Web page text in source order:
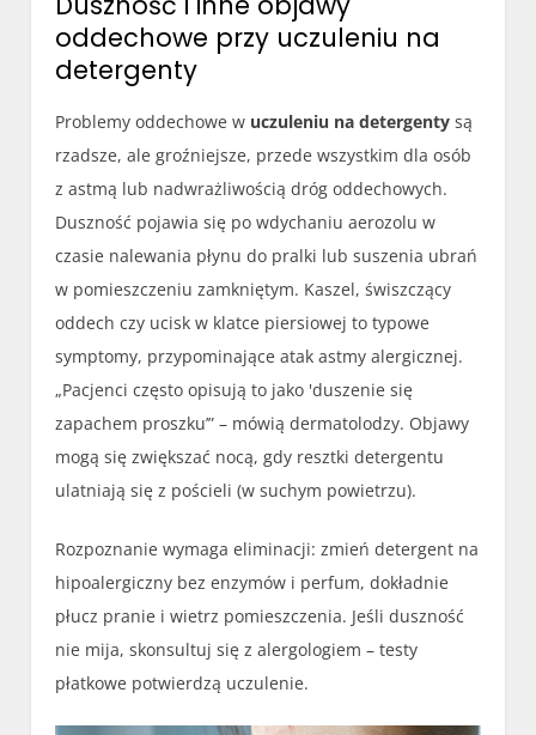
oddechowe przy uczuleniu na
detergenty
Problemy oddechowe w uczuleniu na detergenty są
rzadsze, ale groźniejsze, przede wszystkim dla osób
z astmą lub nadwrażliwością dróg oddechowych.
Duszność pojawia się po wdychaniu aerozolu w
czasie nalewania płynu do pralki lub suszenia ubrań
w pomieszczeniu zamkniętym. Kaszel, świszczący
oddech czy ucisk w klatce piersiowej to typowe
symptomy, przypominające atak astmy alergicznej.
„Pacjenci często opisują to jako 'duszenie się
zapachem proszku’” – mówią dermatolodzy. Objawy
mogą się zwiększać nocą, gdy resztki detergentu
ulatniają się z pościeli (w suchym powietrzu).
Rozpoznanie wymaga eliminacji: zmień detergent na
hipoalergiczny bez enzymów i perfum, dokładnie
płucz pranie i wietrz pomieszczenia. Jeśli duszność
nie mija, skonsultuj się z alergologiem – testy
płatkowe potwierdzą uczulenie.